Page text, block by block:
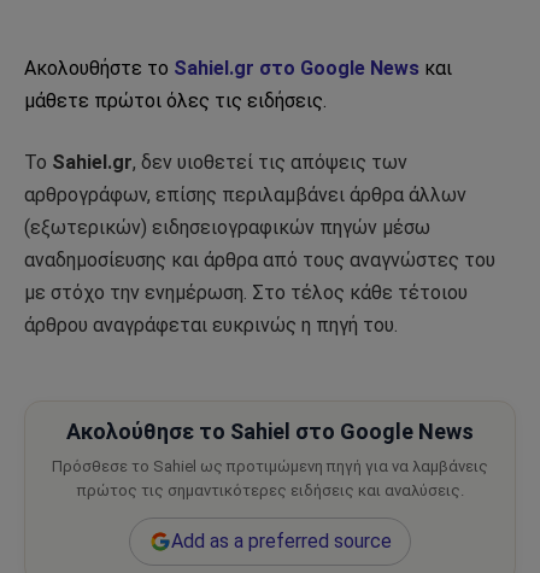
Ακολουθήστε το Sahiel.gr στο Google News και
μάθετε πρώτοι όλες τις ειδήσεις.
Το Sahiel.gr, δεν υιοθετεί τις απόψεις των
αρθρογράφων, επίσης περιλαμβάνει άρθρα άλλων
(εξωτερικών) ειδησειογραφικών πηγών μέσω
αναδημοσίευσης και άρθρα από τους αναγνώστες του
με στόχο την ενημέρωση. Στο τέλος κάθε τέτοιου
άρθρου αναγράφεται ευκρινώς η πηγή του.
Ακολούθησε το Sahiel στο Google News
Πρόσθεσε το Sahiel ως προτιμώμενη πηγή για να λαμβάνεις
πρώτος τις σημαντικότερες ειδήσεις και αναλύσεις.
Add as a preferred source